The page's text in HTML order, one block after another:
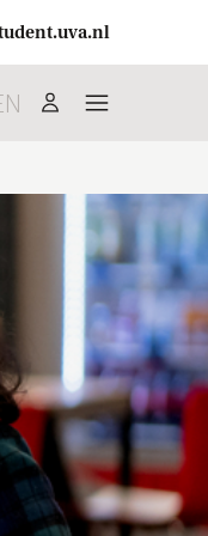
user menu